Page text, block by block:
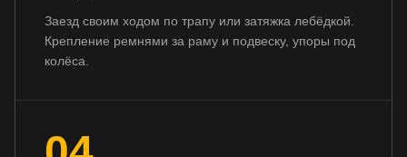
Заезд своим ходом по трапу или затяжка лебёдкой.
Крепление ремнями за раму и подвеску, упоры под
колёса.